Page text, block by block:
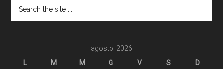
agosto: 2026
L
M M G V S D